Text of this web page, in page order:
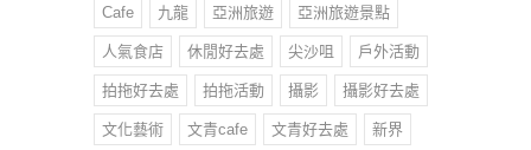
Cafe 九龍 亞洲旅遊 亞洲旅遊景點
人氣食店 休閒好去處 尖沙咀 戶外活動
拍拖好去處 拍拖活動 攝影 攝影好去處
文化藝術 文青cafe 文青好去處 新界